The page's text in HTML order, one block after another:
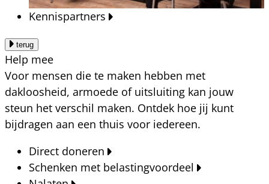
Kennispartners
terug
Help mee
Voor mensen die te maken hebben met
dakloosheid, armoede of uitsluiting kan jouw
steun het verschil maken. Ontdek hoe jij kunt
bijdragen aan een thuis voor iedereen.
Direct doneren
Schenken met belastingvoordeel